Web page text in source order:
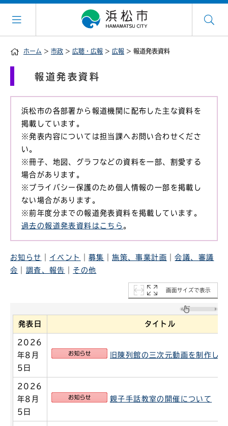
ホーム > 市政 > 広聴・広報 > 広報 > 報道発表資料
報道発表資料
浜松市の各部署から報道機関に配布した主な資料を
掲載しています。
※発表内容については担当課へお問い合わせくださ
い。
※冊子、地図、グラフなどの資料を一部、割愛する
場合があります。
※プライバシー保護のため個人情報の一部を掲載し
ない場合があります。
※前年度分までの報道発表資料を掲載しています。
過去の報道発表資料はこちら 。
お知らせ イベント ｜募集 ｜施策、事業計画 ｜会議、審議
会
調査、報告 その他
画面サイズで表示
発表日 タイトル
2026
年8月
5日
お知らせ 旧陳列館の三次元動画を制作し
2026
年8月
5日
お知らせ 親子手話教室の開催について